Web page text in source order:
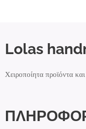
Lolas
Χειροποίητα προϊόντα